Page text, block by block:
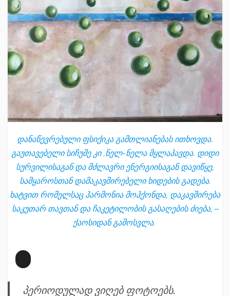
დანაწევრებული ფსიქიკა გამთლიანებას ითხოვდა.
გაუთავებელი სიჩუმე კი ,ნელ-ნელა მყლაპავდა. დიდი
სურვილისაგან და მძლავრი ენერგიისაგან დავიწყე,
სამყაროსთან დამაკავშირებელი ხიდების გადება.
ხატვით რომელსაც ჰარმონია მოჰქონდა, დაკავშირება
საკუთარ თავთან და ჩაკეტილობის გასაღების ძიება, –
ქაოსიდან გამოსვლა.
პერიოდულად ვიღებ ფოტოებს.